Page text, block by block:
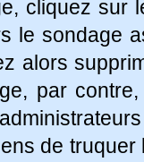
cliquez sur
le sondage
alors
par
de